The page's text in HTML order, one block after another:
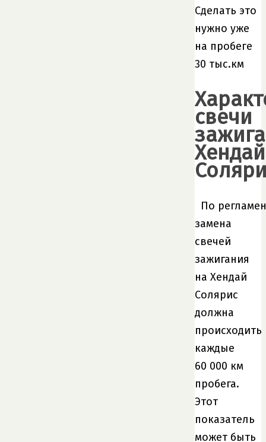
Сделать это
нужно уже
на пробеге
30 тыс.км
свечи
Хендай
По
замена
свечей
зажигания
на Хендай
Солярис
должна
происходить
каждые
60 000 км
пробега.
Этот
показатель
может быть